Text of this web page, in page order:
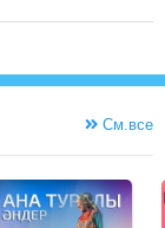
См.все